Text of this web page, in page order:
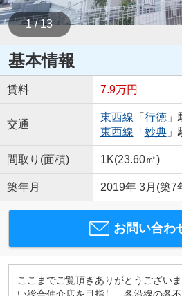
1 / 13
基本情報
賃料 7.9万円
交通
東西線 「 行徳」
東西線 「 妙典」
間取り(面積) 1K(23.60㎡)
築年月 2019年 3月(築7
お問い合わ
ここまでご覧頂きありがとうござい